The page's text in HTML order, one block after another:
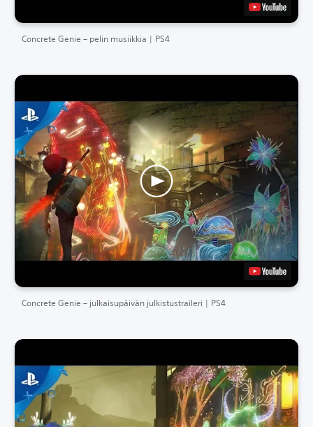
Concrete Genie – pelin musiikkia | PS4
Concrete Genie – julkaisupäivän julkistustraileri | PS4